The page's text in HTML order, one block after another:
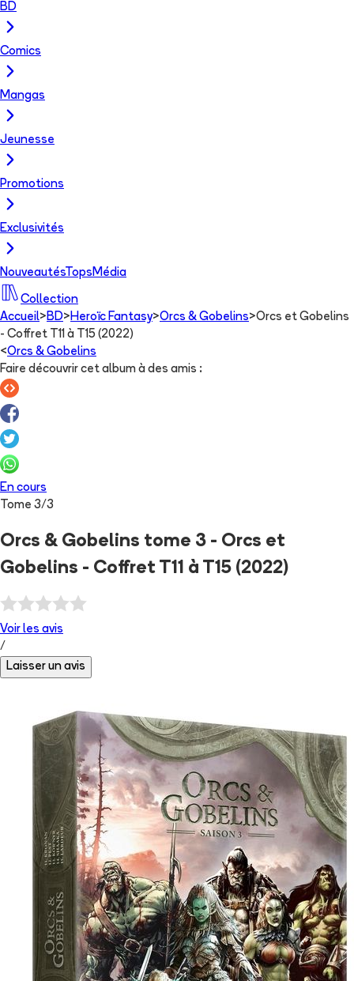
BD
Comics
Mangas
Jeunesse
Promotions
Exclusivités
NouveautésTops Média
Collection
Accueil> BD> Heroïc Fantasy>Orcs & Gobelins>Orcs et Gobelins
- Coffret T11 à T15 (2022)
<Orcs & Gobelins
Faire découvrir cet album à des amis :
En cours
Tome 3/3
Orcs & Gobelins tome 3 - Orcs et
Gobelins - Coffret T11 à T15 (2022)
Voir les avis
/
Laisser un avis